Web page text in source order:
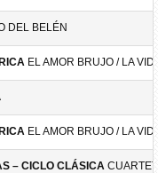
DEL BELÉN
EL AMOR BRUJO / LA
EL AMOR BRUJO / LA
– CICLO CLÁSICA